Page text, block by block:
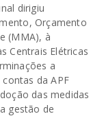
dirigiu
Orçamento
(MMA), à
Centrais Elétricas
a
da APF
das medidas
gestão de